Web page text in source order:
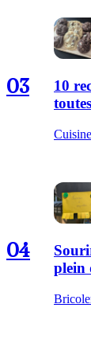
03
10
04
plein